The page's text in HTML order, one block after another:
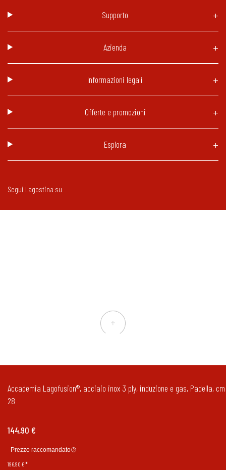
Accademia Lagofusion®, acciaio inox 3 ply, induzione e gas, Padella, cm
28
144,90 €
Prezzo raccomandato
196,90 €*
Supporto
Azienda
Informazioni legali
Offerte e promozioni
Esplora
Segui Lagostina su